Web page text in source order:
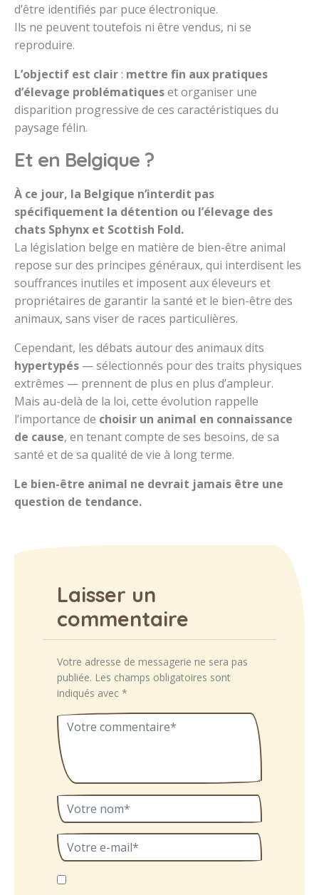
d’être identifiés par puce électronique.
Ils ne peuvent toutefois ni être vendus, ni se
reproduire.
L’objectif est clair : mettre fin aux pratiques
d’élevage problématiqueset organiser une
disparition progressive de ces caractéristiques du
paysage félin.
Et en Belgique ?
À ce jour, la Belgique n’interdit pas
spécifiquement la détention ou l’élevage des
chats Sphynx et Scottish Fold.
La législation belge en matière de bien-être animal
repose sur des principes généraux, qui interdisent les
souffrances inutiles et imposent aux éleveurs et
propriétaires de garantir la santé et le bien-être des
animaux, sans viser de races particulières.
Cependant, les débats autour des animaux dits
hypertypés — sélectionnés pour des traits physiques
extrêmes — prennent de plus en plus d’ampleur.
Mais au-delà de la loi, cette évolution rappelle
l’importance de choisir un animal en connaissance
de cause, en tenant compte de ses besoins, de sa
santé et de sa qualité de vie à long terme.
Le bien-être animal ne devrait jamais être une
question de tendance.
Laisser un
commentaire
Votre adresse de messagerie ne sera pas
publiée. Les champs obligatoires sont
indiqués avec *